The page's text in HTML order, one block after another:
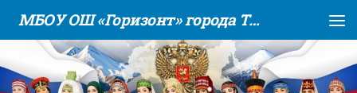
Skip to content МБОУ ОШ «Горизонт» города Тюмени